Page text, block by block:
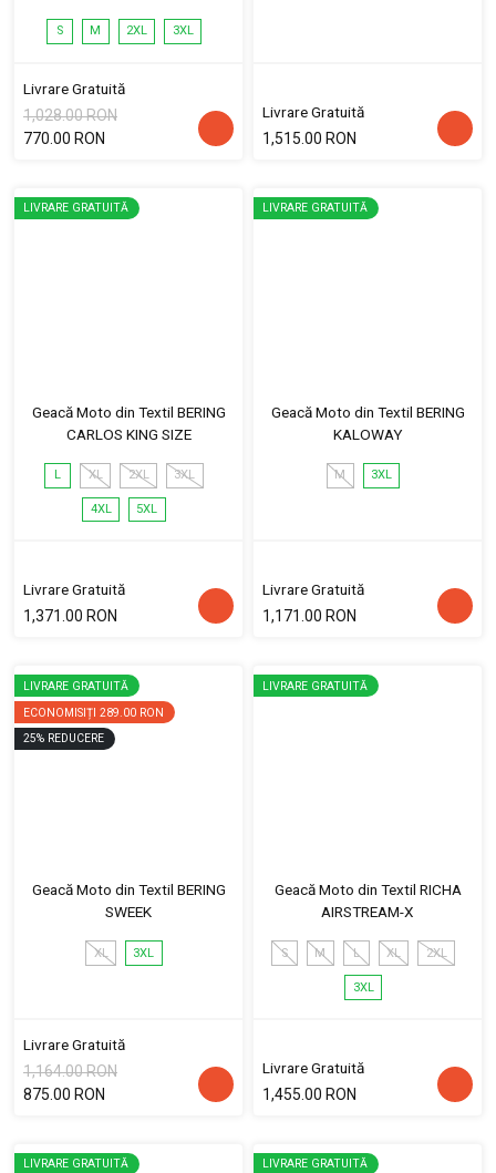
S M 2XL 3XL
Livrare Gratuită
1,028.00 RON
770.00 RON
Livrare Gratuită
1,515.00 RON
LIVRARE GRATUITĂ
Geacă Moto din Textil BERING
CARLOS KING SIZE
L XL 2XL 3XL
4XL 5XL
Livrare Gratuită
1,371.00 RON
LIVRARE GRATUITĂ
Geacă Moto din Textil BERING
KALOWAY
M 3XL
Livrare Gratuită
1,171.00 RON
LIVRARE GRATUITĂ
ECONOMISIȚI 289.00 RON
25% REDUCERE
Geacă Moto din Textil BERING
SWEEK
XL 3XL
Livrare Gratuită
1,164.00 RON
875.00 RON
LIVRARE GRATUITĂ
Geacă Moto din Textil RICHA
AIRSTREAM-X
S M L XL 2XL
3XL
Livrare Gratuită
1,455.00 RON
LIVRARE GRATUITĂ
LIVRARE GRATUITĂ